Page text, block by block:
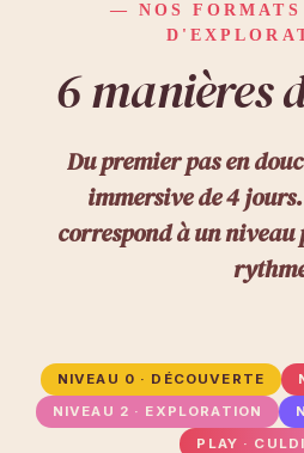
— NOS
6 manières
Du premier pas en
immersive de 4
correspond à un
NIVEAU 0 · DÉCOUVERTE
NIVEAU 2 · EXPLORATION
PLAY ·